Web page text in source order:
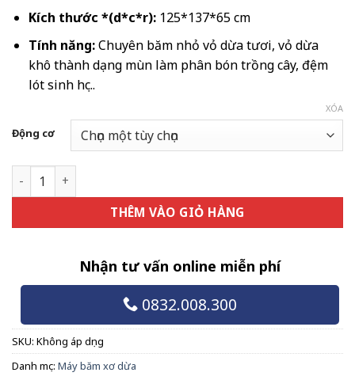
Kích thước *(d*c*r): 125*137*65 cm
Tính năng:Chuyên băm nhỏ vỏ dừa tươi, vỏ dừa
khô thành dạng mùn làm phân bón trồng cây, đệm
lót sinh học..
Động cơ
XÓA
Máy băm xơ dừa B350 số lượng
THÊM VÀO GIỎ HÀNG
Nhận tư vấn online miễn phí
0832.008.300
SKU: Không áp dụng
Danh mục: Máy băm xơ dừa